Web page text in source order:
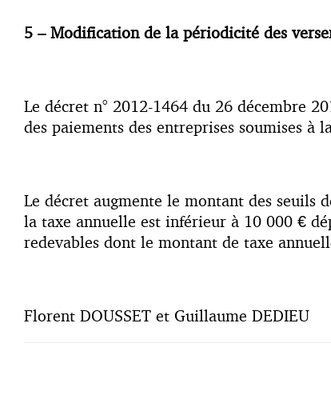
5 – Modification de la périodicité des
Le décret n° 2012-1464 du 26 décembre
des paiements des entreprises soumises à
Le décret augmente le montant des seuils
la taxe annuelle est inférieur à 10 000 €
redevables dont le montant de taxe
Florent DOUSSET et Guillaume DEDIEU